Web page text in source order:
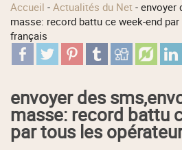
Accueil -Actualités du Net -envoyer
masse: record battu ce week-end
français
envoyer des
masse: record battu
par tous les